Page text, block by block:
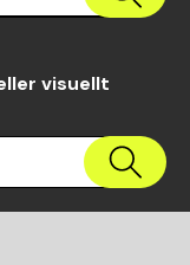
visuellt